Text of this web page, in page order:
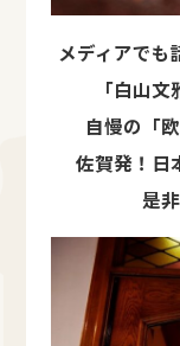
メディアでも
「白山
自慢の「
佐賀発！日
是